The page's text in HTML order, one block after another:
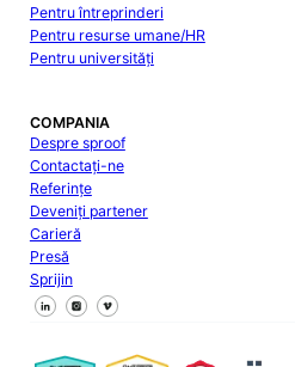
Pentru întreprinderi
Pentru resurse umane/HR
Pentru universități
COMPANIA
Despre sproof
Contactați-ne
Referințe
Deveniți partener
Carieră
Presă
Sprijin
Urmăriți-ne pe Facebook
Urmăriți-ne pe X
Urmăriți-ne pe LinkedIn